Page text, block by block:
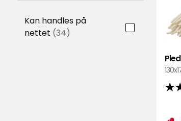
Kan handles på
nettet (34)
4.8
5